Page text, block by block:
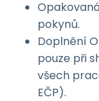
pokynů.
Doplnění
pouze při
všech
EČP).